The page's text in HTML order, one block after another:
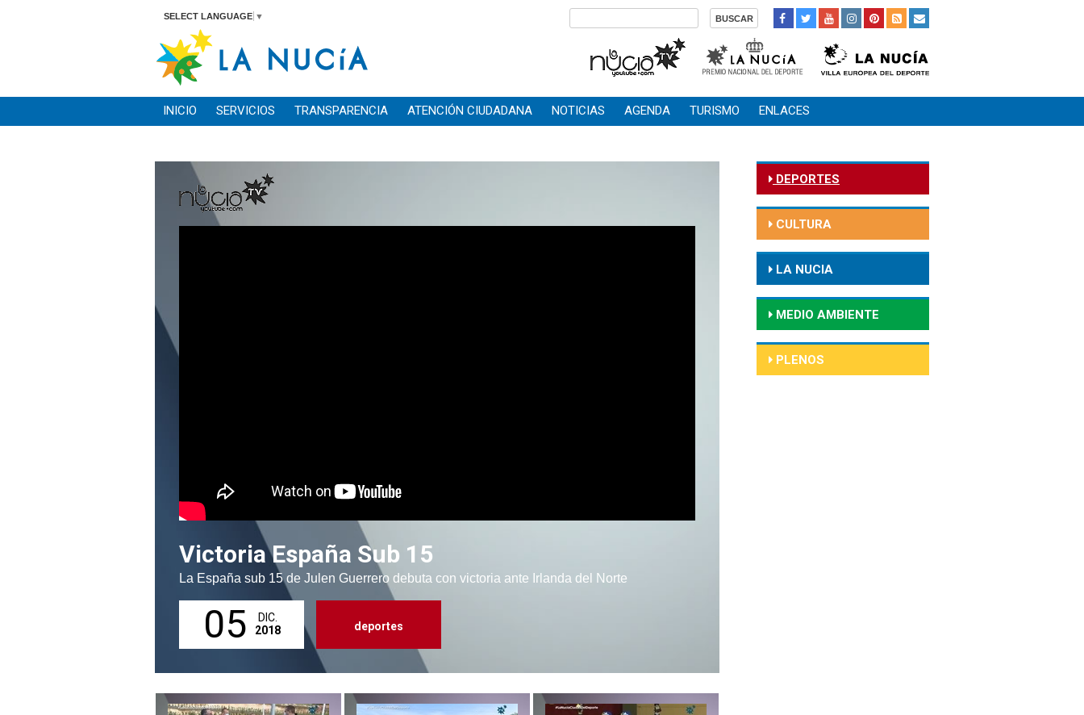
SELECT LANGUAGE ▼
INICIO SERVICIOS TRANSPARENCIA ATENCIÓN CIUDADANA NOTICIAS AGENDA TURISMO ENLACES
Victoria España Sub 15
La España sub 15 de Julen Guerrero debuta con victoria ante Irlanda del Norte
05
DIC.
2018
deportes
DEPORTES
CULTURA
LA NUCIA
MEDIO AMBIENTE
PLENOS